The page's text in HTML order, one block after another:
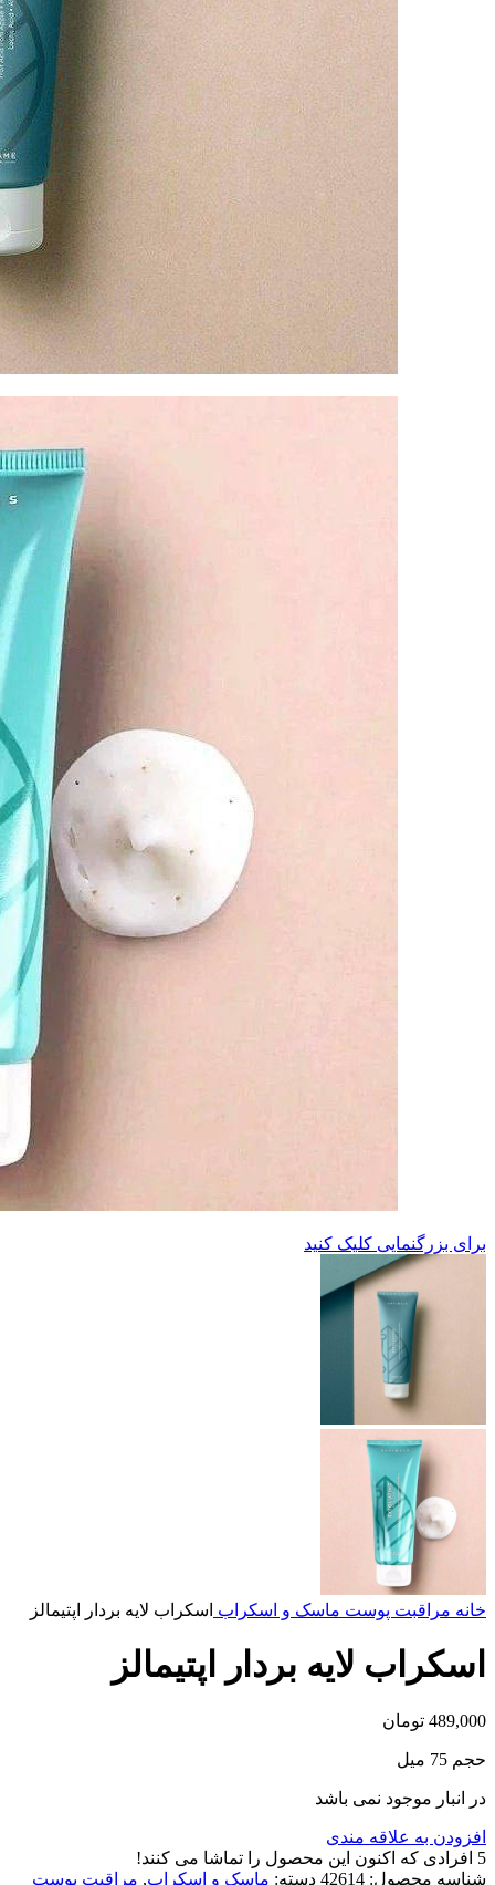
برای بزرگنمایی کلیک کنید
خانه مراقبت پوست ماسک و اسکراب اسکراب لایه بردار اپتیمالز
اسکراب لایه بردار اپتیمالز
489,000 تومان
حجم 75 میل
در انبار موجود نمی باشد
افزودن به علاقه مندی
5 افرادی که اکنون این محصول را تماشا می کنند!
شناسه محصول: 42614 دسته: ماسک و اسکراب, مراقبت پوست